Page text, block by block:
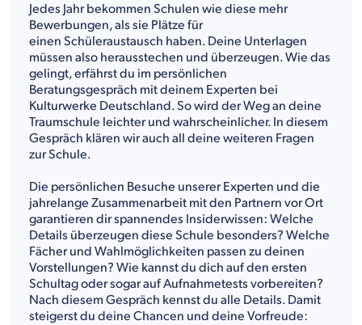
Jedes Jahr bekommen Schulen wie diese mehr
Bewerbungen, als sie Plätze für
einen Schüleraustausch haben. Deine Unterlagen
müssen also herausstechen und überzeugen. Wie das
gelingt, erfährst du im persönlichen
Beratungsgespräch mit deinem Experten bei
Kulturwerke Deutschland. So wird der Weg an deine
Traumschule leichter und wahrscheinlicher. In diesem
Gespräch klären wir auch all deine weiteren Fragen
zur Schule.
Die persönlichen Besuche unserer Experten und die
jahrelange Zusammenarbeit mit den Partnern vor Ort
garantieren dir spannendes Insiderwissen: Welche
Details überzeugen diese Schule besonders? Welche
Fächer und Wahlmöglichkeiten passen zu deinen
Vorstellungen? Wie kannst du dich auf den ersten
Schultag oder sogar auf Aufnahmetests vorbereiten?
Nach diesem Gespräch kennst du alle Details. Damit
steigerst du deine Chancen und deine Vorfreude: